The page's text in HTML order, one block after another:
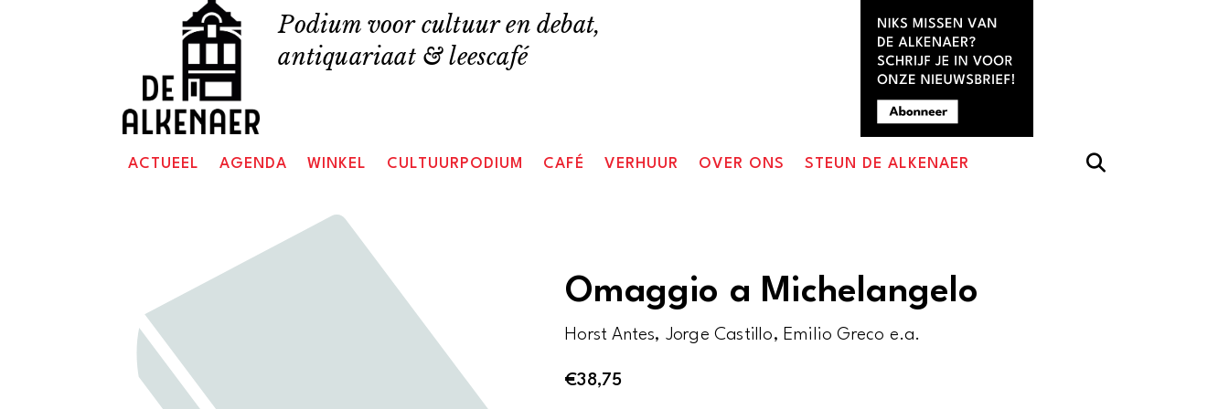
Podium voor cultuur en debat,
antiquariaat & leescafé
ACTUEEL AGENDA WINKEL CULTUURPODIUM CAFÉ VERHUUR OVER ONS STEUN DE ALKENAER
Omaggio a Michelangelo
Horst Antes, Jorge Castillo, Emilio Greco e.a.
€38,75